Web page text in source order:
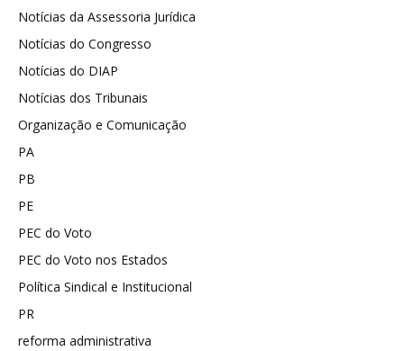
Notícias da Assessoria Jurídica
Notícias do Congresso
Notícias do DIAP
Notícias dos Tribunais
Organização e Comunicação
PA
PB
PE
PEC do Voto
PEC do Voto nos Estados
Política Sindical e Institucional
PR
reforma administrativa